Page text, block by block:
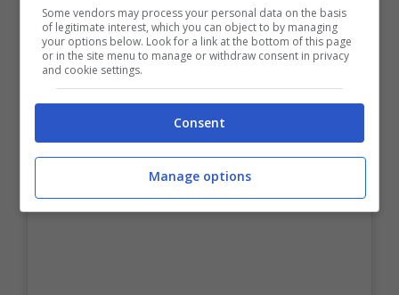
rose rosse che le è stato da poco recapitato.
Some vendors may process your personal data on the basis
of legitimate interest, which you can object to by managing
your options below. Look for a link at the bottom of this page
or in the site menu to manage or withdraw consent in privacy
and cookie settings.
Consent
Manage options